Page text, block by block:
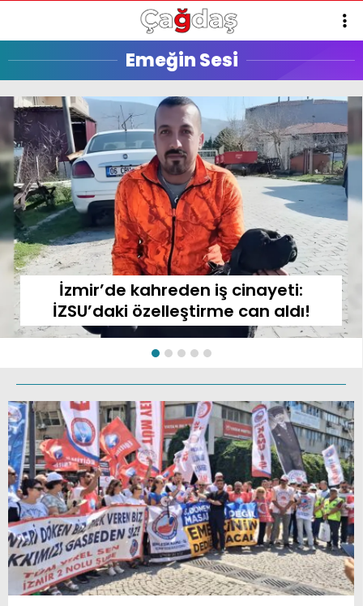
Emeğin Sesi
İzmir’de kahreden iş cinayeti:
İZSU’daki özelleştirme can aldı!